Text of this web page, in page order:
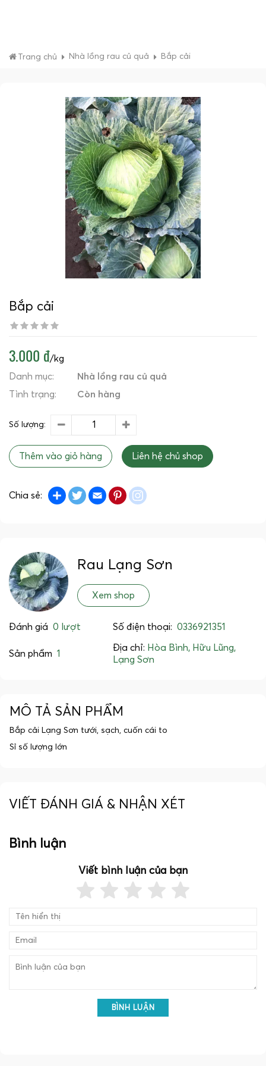
Trang chủ Nhà lồng rau củ quả Bắp cải
Bắp cải
3.000 đ/kg
Danh mục:
Nhà lồng rau củ quả
Tình trạng:
Còn hàng
Số lượng:
Thêm vào giỏ hàng Liên hệ chủ shop
Chia sẻ: Share TwitterEmail Pinterest
Rau Lạng Sơn
Xem shop
Đánh giá 0 lượt Số điện thoại: 0336921351
Sản phẩm 1
Địa chỉ: Hòa Bình, Hữu Lũng,
Lạng Sơn
MÔ TẢ SẢN PHẨM
Bắp cải Lạng Sơn tưới, sạch, cuốn cái to
Sỉ số lượng lớn
VIẾT ĐÁNH GIÁ & NHẬN XÉT
Bình luận
Viết bình luận của bạn
BÌNH LUẬN